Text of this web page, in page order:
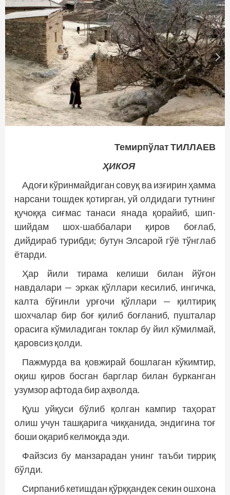
Темирпўлат ТИЛЛАЕВ
ҲИКОЯ
Адоғи кўринмайдиган совуқ ва изғирин ҳамма
нарсани тошдек қотирган, уй олдидаги тутнинг
қучоққа сиғмас танаси янада қорайиб, шип-
шийдам шох-шаббалари қиров боғлаб,
дийдираб турибди; бутун Элсарой гўё тўнглаб
ётарди.
Ҳар йили тирама келиши билан йўғон
навдалари — эркак қўллари кесилиб, ингичка,
калта бўғинли урғочи қўллари — қилтириқ
шохчалар бир боғ қилиб боғланиб, пушталар
орасига кўмиладиган токлар бу йил кўмилмай,
қаровсиз қолди.
Пажмурда ва қовжирай бошлаган кўкимтир,
оқиш қиров босган барглар билан бурканган
узумзор афтода бир аҳволда.
Қуш уйқуси бўлиб қолган кампир таҳорат
олиш учун ташқарига чиққанида, эндигина тоғ
боши оқариб келмоқда эди.
Файзсиз бу манзарадан унинг таъби тирриқ
бўлди.
Сирпаниб кетишдан қўрққандек секин ошхона